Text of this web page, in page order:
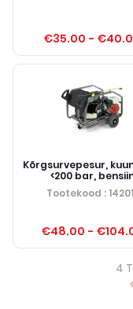
€35.00 -
Kõrgsurvepesur,
<200 bar,
Tootekood :
€48.00 -
4